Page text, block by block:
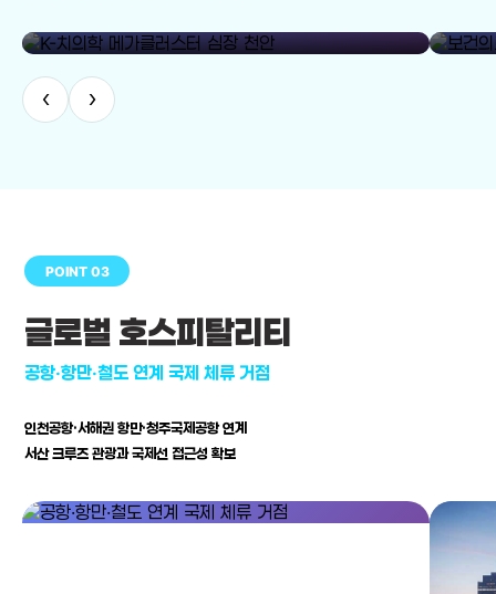
‹ ›
POINT 03
글로벌 호스피탈리티
공항·항만·철도 연계 국제 체류 거점
인천공항·서해권 항만·청주국제공항 연계
서산 크루즈 관광과 국제선 접근성 확보